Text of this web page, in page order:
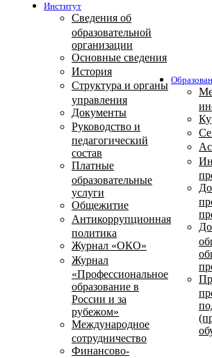
Институт
Сведения об
образовательной
организации
Основные сведения
История
Структура и органы
управления
Документы
Руководство и
педагогический
состав
Платные
образовательные
услуги
Общежитие
Антикоррупционная
политика
Журнал «ОКО»
Журнал
«Профессиональное
образование в
России и за
рубежом»
Международное
сотрудничество
Финансово-